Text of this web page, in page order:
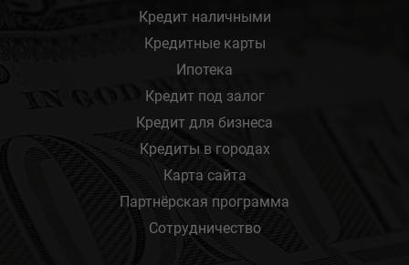
Кредит наличными
Кредитные карты
Ипотека
Кредит под залог
Кредит для бизнеса
Кредиты в городах
Карта сайта
Партнёрская программа
Сотрудничество